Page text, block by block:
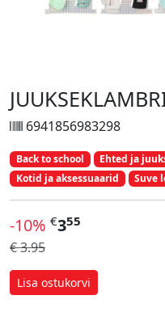
6941856983298
Back to school
Ehted ja
Kotid ja aksessuaarid
Suve
-10% €355
€ 3.95
Lisa ostukorvi